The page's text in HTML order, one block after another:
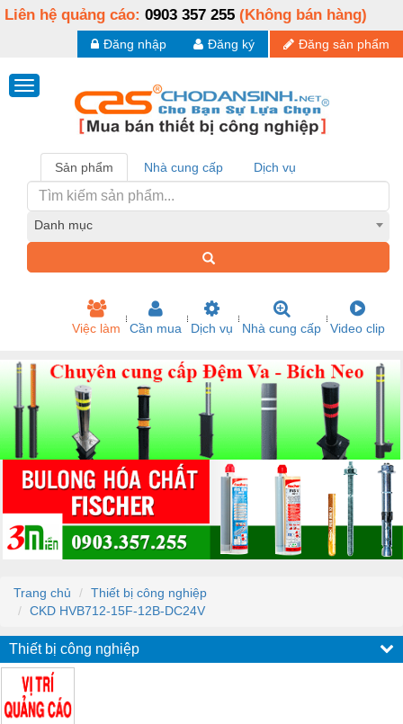
Liên hệ quảng cáo: 0903 357 255 (Không bán hàng)
Đăng sản phẩm
Đăng ký
Đăng nhập
Sản phẩm Nhà cung cấp Dịch vụ
Danh mục
Việc làm Cần mua Dịch vụ Nhà cung cấp Video clip
Trang chủ
Thiết bị công nghiệp
CKD HVB712-15F-12B-DC24V
Thiết bị công nghiệp